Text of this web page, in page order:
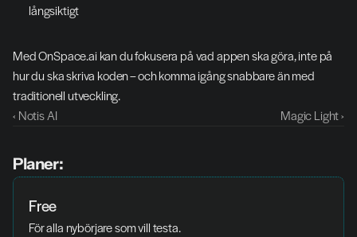
långsiktigt
Med OnSpace.ai kan du fokusera på vad appen ska göra, inte på
hur du ska skriva koden – och komma igång snabbare än med
traditionell utveckling.
‹ Notis AI
Magic Light ›
Planer:
Free
För alla nybörjare som vill testa.